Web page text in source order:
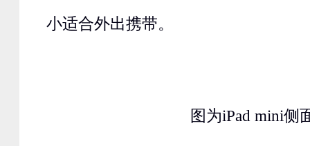
小适合外出携带。
图为iPad mini侧